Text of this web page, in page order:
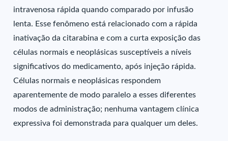
intravenosa rápida quando comparado por infusão
lenta. Esse fenômeno está relacionado com a rápida
inativação da citarabina e com a curta exposição das
células normais e neoplásicas susceptíveis a níveis
significativos do medicamento, após injeção rápida.
Células normais e neoplásicas respondem
aparentemente de modo paralelo a esses diferentes
modos de administração; nenhuma vantagem clínica
expressiva foi demonstrada para qualquer um deles.